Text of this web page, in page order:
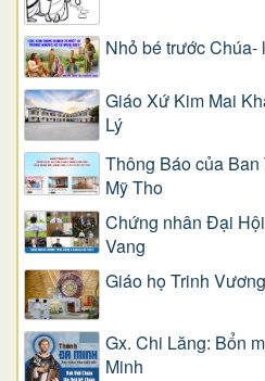
Nhỏ bé trước Chúa-
Giáo Xứ Kim Mai
Lý
Thông Báo của
Mỹ Tho
Chứng nhân Đại
Vang
Giáo họ Trinh
Gx. Chi Lăng: Bổn
Minh